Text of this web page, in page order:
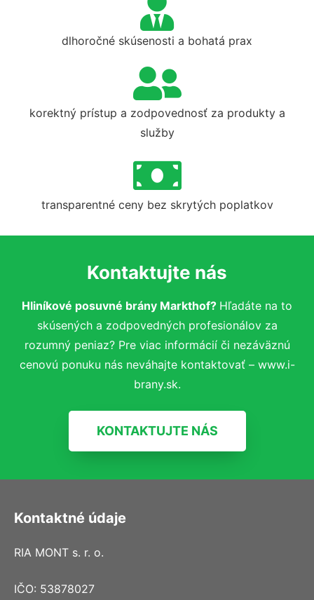
dlhoročné skúsenosti a bohatá prax
korektný prístup a zodpovednosť za produkty a
služby
transparentné ceny bez skrytých poplatkov
Kontaktujte nás
Hliníkové posuvné brány Markthof? Hľadáte na to
skúsených a zodpovedných profesionálov za
rozumný peniaz? Pre viac informácií či nezáväznú
cenovú ponuku nás neváhajte kontaktovať – www.i-
brany.sk.
KONTAKTUJTE NÁS
Kontaktné údaje
RIA MONT s. r. o.
IČO: 53878027